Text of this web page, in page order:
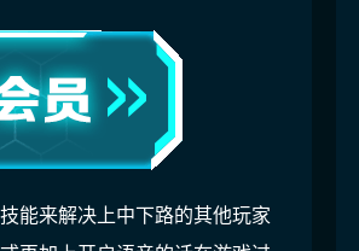
能来解决上中下路的其他玩家